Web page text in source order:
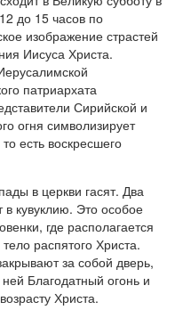
до 15 часов по
изображение страстей
Иисуса Христа.
патриархата
Сирийской и
огня символизирует
есть воскресшего
в церкви гасят. Два
в кувуклию. Это особое
где располагается
распятого Христа.
за собой дверь,
Благодатный огонь и
Христа.